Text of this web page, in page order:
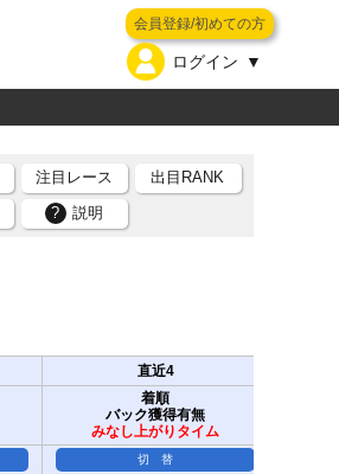
会員登録/初めての方
ログイン
注目レース
出目RANK
? 説明
直近4
着順
バック獲得有無
みなし上がりタイム
切 替